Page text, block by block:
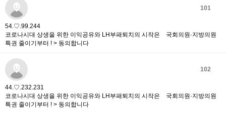
101
54.♡.99.244
코로나시대 상생을 위한 이익공유와 LH부패퇴치의 시작은 국회의원·지방의원
특권 줄이기부터 ! > 동의합니다
102
44.♡.232.231
코로나시대 상생을 위한 이익공유와 LH부패퇴치의 시작은 국회의원·지방의원
특권 줄이기부터 ! > 동의합니다